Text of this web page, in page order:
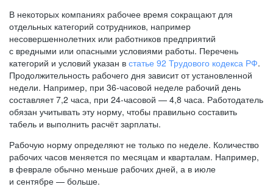
В некоторых компаниях рабочее время сокращают для
отдельных категорий сотрудников, например
несовершеннолетних или работников предприятий
с вредными или опасными условиями работы. Перечень
категорий и условий указан в статье 92 Трудового кодекса РФ.
Продолжительность рабочего дня зависит от установленной
недели. Например, при 36-часовой неделе рабочий день
составляет 7,2 часа, при 24-часовой — 4,8 часа. Работодатель
обязан учитывать эту норму, чтобы правильно составить
табель и выполнить расчёт зарплаты.
Рабочую норму определяют не только по неделе. Количество
рабочих часов меняется по месяцам и кварталам. Например,
в феврале обычно меньше рабочих дней, а в июле
и сентябре — больше.